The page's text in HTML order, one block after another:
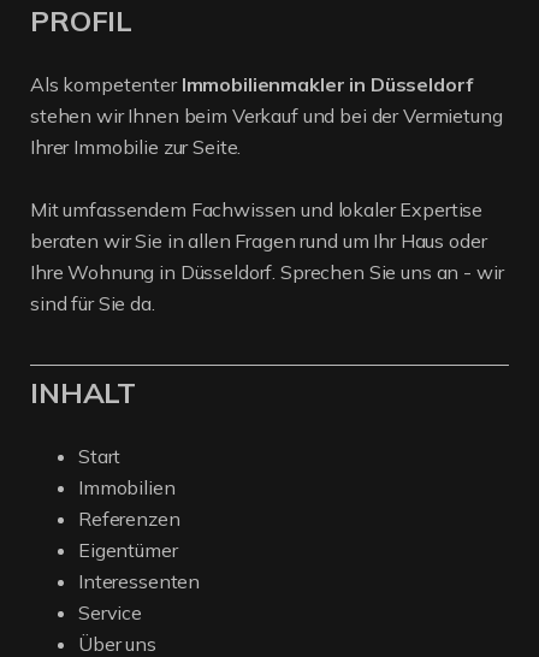
PROFIL
Als kompetenter Immobilienmakler in Düsseldorf
stehen wir Ihnen beim Verkauf und bei der Vermietung
Ihrer Immobilie zur Seite.
Mit umfassendem Fachwissen und lokaler Expertise
beraten wir Sie in allen Fragen rund um Ihr Haus oder
Ihre Wohnung in Düsseldorf. Sprechen Sie uns an - wir
sind für Sie da.
INHALT
Start
Immobilien
Referenzen
Eigentümer
Interessenten
Service
Über uns